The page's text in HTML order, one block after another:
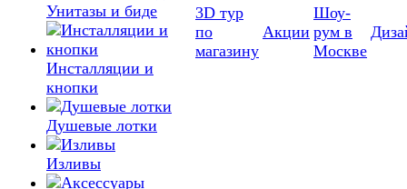
Унитазы и биде
Инсталляции и
кнопки
Душевые лотки
Изливы
3D тур
по
магазину
Акции
Шоу-
рум в
Москве